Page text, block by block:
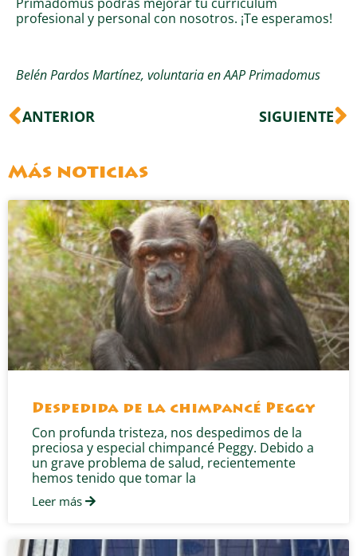
profesional y personal con nosotros. ¡Te esperamos!
Belén Pardos Martínez, voluntaria en AAP Primadomus
Ant
ANTERIOR SIGUIENTE
Más noticias
Despedida de la chimpancé Peggy
Con profunda tristeza, nos despedimos de la
preciosa y especial chimpancé Peggy. Debido a
un grave problema de salud, recientemente
hemos tenido que tomar la
Leer más